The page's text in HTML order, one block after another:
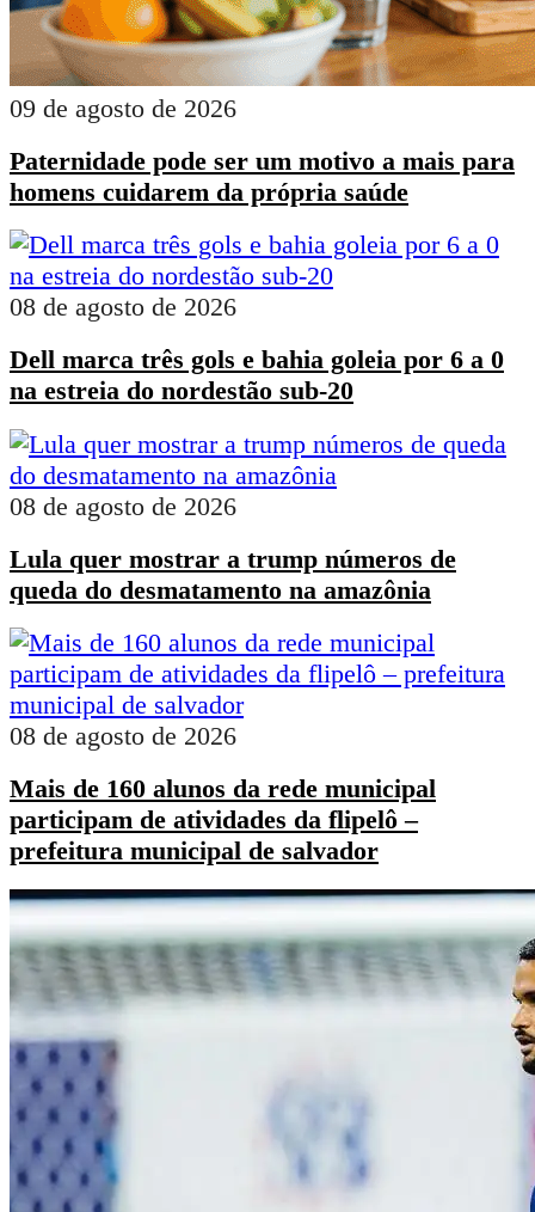
09 de agosto de 2026
Paternidade pode ser um motivo a mais para
homens cuidarem da própria saúde
08 de agosto de 2026
Dell marca três gols e bahia goleia por 6 a 0
na estreia do nordestão sub-20
08 de agosto de 2026
Lula quer mostrar a trump números de
queda do desmatamento na amazônia
08 de agosto de 2026
Mais de 160 alunos da rede municipal
participam de atividades da flipelô –
prefeitura municipal de salvador